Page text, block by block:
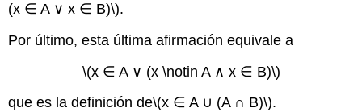
(x ∈ A ∨ x ∈ B)\).
Por último, esta última afirmación equivale a
\(x ∈ A ∨ (x \notin A ∧ x ∈ B)\)
que es la definición de\(x ∈ A ∪ (A ∩ B)\).